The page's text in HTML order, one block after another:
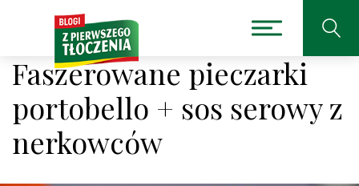
Faszerowane pieczarki
portobello + sos serowy z
nerkowców